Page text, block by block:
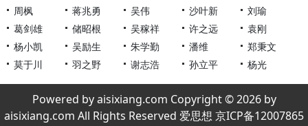
周枫
蒋兆勇 吴伟 沙叶新
刘瑜
葛剑雄
储昭根 吴稼祥 许之远
袁刚
杨小凯
吴励生 朱学勤 潘维
郑秉文
莫于川
羽之野 谢志浩 孙立平 杨光
Powered by aisixiang.com Copyright © 2026 by
aisixiang.com All Rights Reserved 爱思想 京ICP备12007865